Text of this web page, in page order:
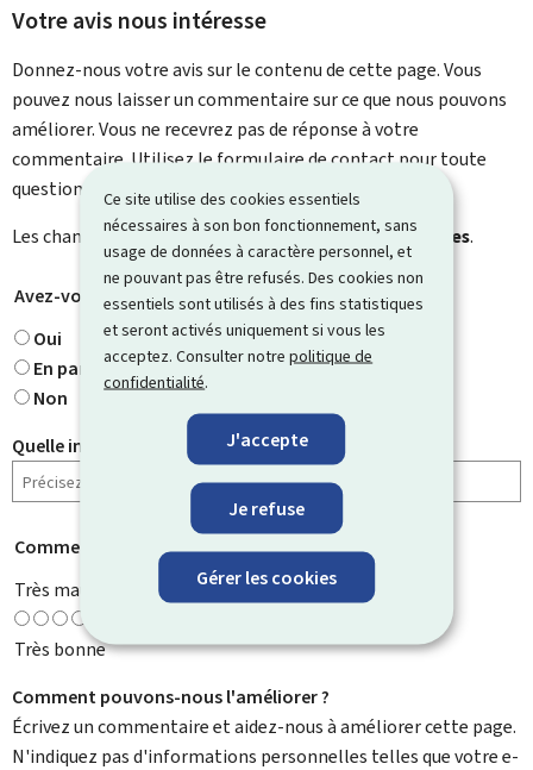
Ce site utilise des cookies essentiels
nécessaires à son bon fonctionnement, sans
usage de données à caractère personnel, et
ne pouvant pas être refusés. Des cookies non
essentiels sont utilisés à des fins statistiques
et seront activés uniquement si vous les
acceptez. Consulter notrepolitique de
confidentialité.
J'accepte
Je refuse
Gérer les cookies
Votre avis nous intéresse
Donnez-nous votre avis sur le contenu de cette page. Vous
pouvez nous laisser un commentaire sur ce que nous pouvons
améliorer. Vous ne recevrez pas de réponse à votre
commentaire. Utilisez le formulaire de contact pour toute
question particulière.
Les champs marqués d’une étoile ( * ) sontobligatoires.
Avez-vous trouvé ce que vous cherchiez ? *
Oui
En partie
Non
Quelle information cherchiez-vous ?
Comment évaluez-vous cette page ? *
Très mauvaise
Très bonne
Comment pouvons-nous l'améliorer ?
Écrivez un commentaire et aidez-nous à améliorer cette page.
N'indiquez pas d'informations personnelles telles que votre e-